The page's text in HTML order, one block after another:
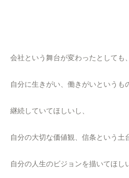
会社という舞台が変わったとしても、
自分に生きがい、働きがいというも
継続していてほしいし、
自分の大切な価値観、信条という土
自分の人生のビジョンを描いてほし